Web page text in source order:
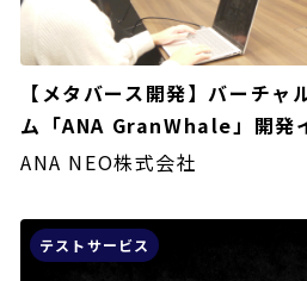
【メタバース開発】バーチャ
ム「ANA GranWhale」開発
ANA NEO株式会社
テストサービス